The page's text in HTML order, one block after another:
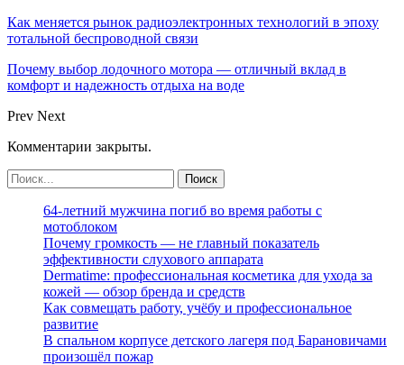
Как меняется рынок радиоэлектронных технологий в эпоху
тотальной беспроводной связи
Почему выбор лодочного мотора — отличный вклад в
комфорт и надежность отдыха на воде
Prev Next
Комментарии закрыты.
64-летний мужчина погиб во время работы с
мотоблоком
Почему громкость — не главный показатель
эффективности слухового аппарата
Dermatime: профессиональная косметика для ухода за
кожей — обзор бренда и средств
Как совмещать работу, учёбу и профессиональное
развитие
В спальном корпусе детского лагеря под Барановичами
произошёл пожар